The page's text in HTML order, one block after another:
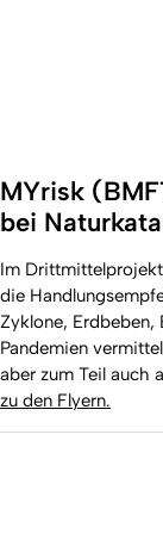
MYrisk
bei
Im
die
Zyklone, Erdbeben,
Pandemien
aber zum Teil auch
zu den Flyern.